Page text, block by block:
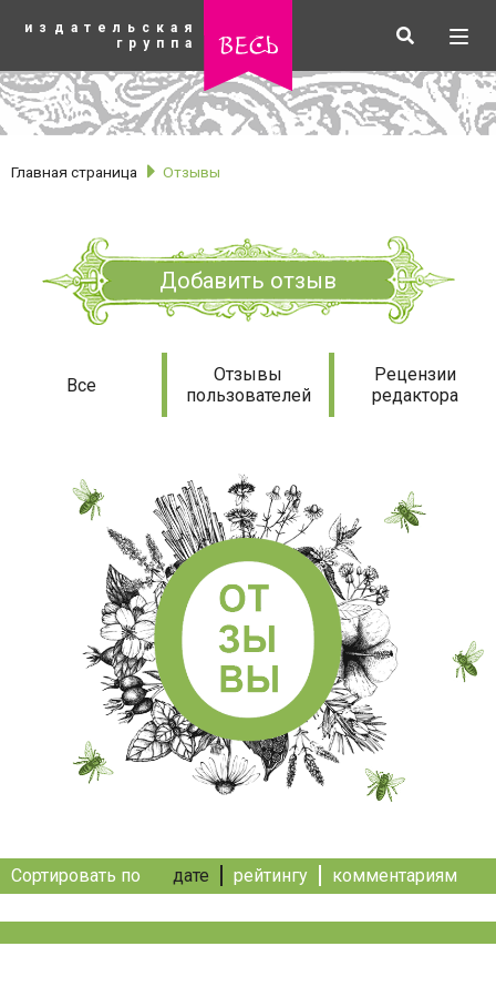
основному
издательская
группа
весь Искать
Главная страница Отзывы
Добавить отзыв
Отзывы
Все
Отзывы
пользователей
Рецензии
редактора
Сортировать по дате рейтингу комментариям